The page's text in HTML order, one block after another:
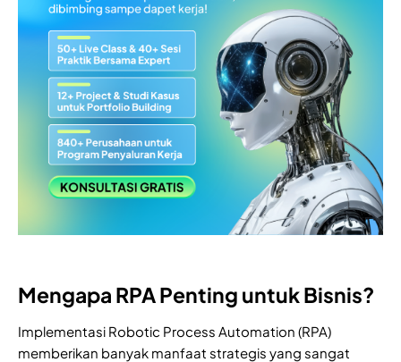
Mengapa RPA Penting untuk Bisnis?
Implementasi Robotic Process Automation (RPA)
memberikan banyak manfaat strategis yang sangat